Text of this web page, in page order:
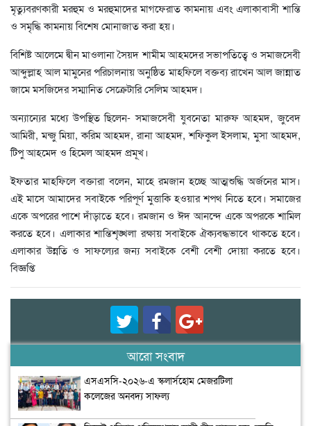
মৃত্যুবরণকারী মরহুম ও মরহুমাদের মাগফেরাত কামনায় এবং এলাকাবাসী শান্তি
ও সমৃদ্ধি কামনায় বিশেষ মোনাজাত করা হয়।
বিশিষ্ট আলেমে দ্বীন মাওলানা সৈয়দ শামীম আহমদের সভাপতিত্বে ও সমাজসেবী
আব্দুল্লাহ আল মামুনের পরিচালনায় অনুষ্ঠিত মাহফিলে বক্তব্য রাখেন আল জান্নাত
জামে মসজিদের সম্মানিত সেক্রেটারি সেলিম আহমদ।
অন্যান্যের মধ্যে উপস্থিত ছিলেন- সমাজসেবী যুবনেতা মারুফ আহমদ, জুবেদ
আমিরী, মন্জু মিয়া, করিম আহমদ, রানা আহমদ, শফিকুল ইসলাম, মুসা আহমদ,
টিপু আহমেদ ও হিমেল আহমদ প্রমূখ।
ইফতার মাহফিলে বক্তারা বলেন, মাহে রমজান হচ্ছে আত্মশুদ্ধি অর্জনের মাস।
এই মাসে আমাদের সবাইকে পরিপূর্ণ মুত্তাকি হওয়ার শপথ নিতে হবে। সমাজের
একে অপরের পাশে দাঁড়াতে হবে। রমজান ও ঈদ আনন্দে একে অপরকে শামিল
করতে হবে। এলাকার শান্তিশৃঙ্খলা রক্ষায় সবাইকে ঐক্যবদ্ধভাবে থাকতে হবে।
এলাকার উন্নতি ও সাফল্যের জন্য সবাইকে বেশী বেশী দোয়া করতে হবে।
বিজ্ঞপ্তি
আরো সংবাদ
এসএসসি-২০২৬-এ স্কলার্সহোম মেজরটিলা
কলেজের অনবদ্য সাফল্য